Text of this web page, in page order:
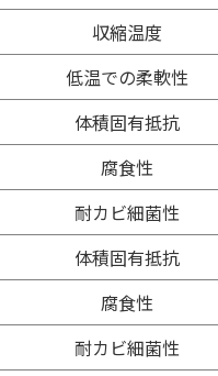
収縮温度
低温での柔軟性
体積固有抵抗
腐食性
耐カビ細菌性
体積固有抵抗
腐食性
耐カビ細菌性